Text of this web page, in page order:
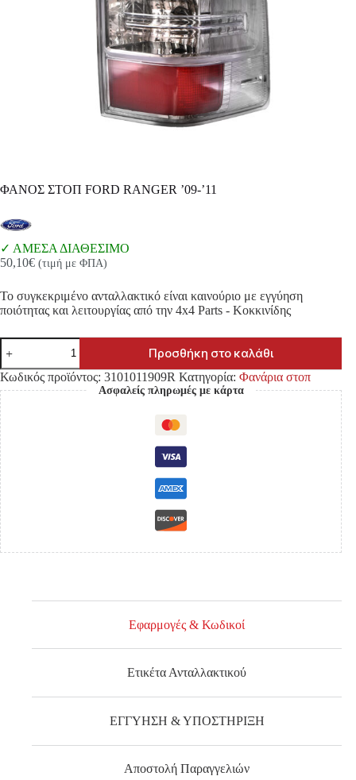
ΦΑΝΟΣ ΣΤΟΠ FORD RANGER ’09-’11
ΑΜΕΣΑ ΔΙΑΘΕΣΙΜΟ
50,10€ (τιμή με ΦΠΑ)
Το συγκεκριμένο ανταλλακτικό είναι καινούριο με εγγύηση
ποιότητας και λειτουργίας από την 4x4 Parts - Κοκκινίδης
ΦΑΝΟΣ
ΣΤΟΠ
FORD
RANGER
'09-
'11
ποσότητα
Προσθήκη στο καλάθι
Κωδικός προϊόντος: 3101011909R Κατηγορία: Φανάρια στοπ
Ασφαλείς πληρωμές με κάρτα
Εφαρμογές & Κωδικοί
Ετικέτα Ανταλλακτικού
ΕΓΓΥΗΣΗ & ΥΠΟΣΤΗΡΙΞΗ
Αποστολή Παραγγελιών